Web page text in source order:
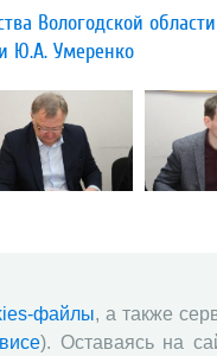
Вологодской
Ю.А. Умеренко​
файлы, а также
). Оставаясь на